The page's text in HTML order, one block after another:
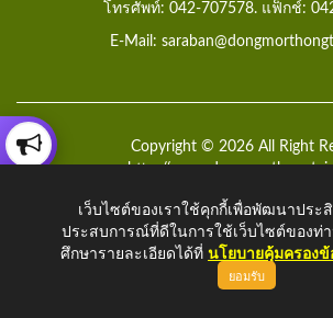
โทรศัพท์: 042-707578. แฟ็กช์:
E-Mail:
Copyright © 2026 All Right
http://
เว็บไซต์ของเราใช้คุกกี้เพื่อพัฒนาประ
ประสบการณ์ที่ดีในการใช้เว็บไซต์ของท่
ศึกษารายละเอียดได้ที่ นโยบายคุ้มครอง
ยอมรับ